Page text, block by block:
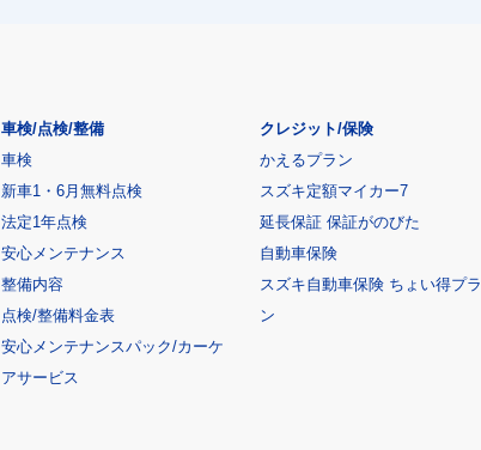
車検/点検/整備
車検
新車1・6月無料点検
法定1年点検
安心メンテナンス
整備内容
点検/整備料金表
安心メンテナンスパック/カーケ
アサービス
クレジット/保険
かえるプラン
スズキ定額マイカー7
延長保証 保証がのびた
自動車保険
スズキ自動車保険 ちょい得プラ
ン